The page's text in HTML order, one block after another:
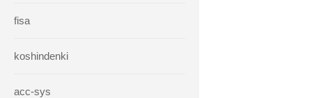
fisa
koshindenki
acc-sys